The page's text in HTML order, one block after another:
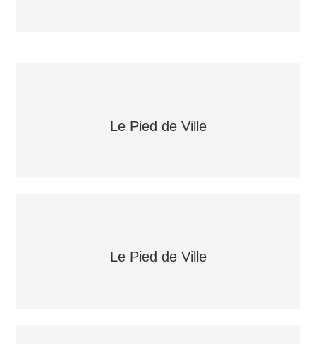
Le Pied de Ville
Le Pied de Ville